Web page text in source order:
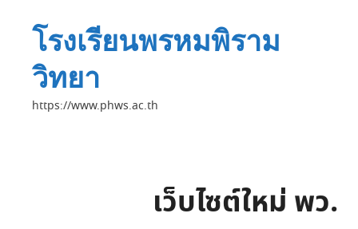
โรงเรียนพรหมพิราม
วิทยา
https://www.phws.ac.th
เว็บไซต์ใหม่ พว.